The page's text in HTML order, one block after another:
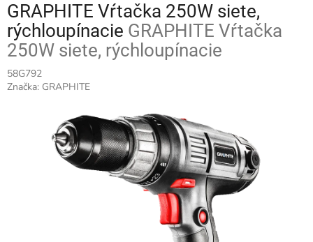
GRAPHITE Vŕtačka 250W siete,
rýchloupínacie GRAPHITE Vŕtačka
250W siete, rýchloupínacie
58G792
Značka: GRAPHITE